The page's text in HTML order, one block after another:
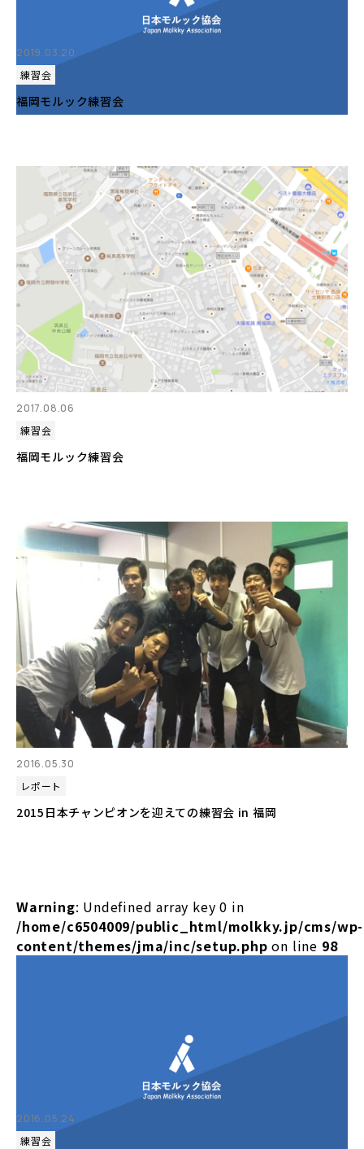
2019.03.20
練習会
福岡モルック練習会
2017.08.06
練習会
福岡モルック練習会
2016.05.30
レポート
2015日本チャンピオンを迎えての練習会 in 福岡
Warning: Undefined array key 0 in
/home/c6504009/public_html/molkky.jp/cms/wp-
content/themes/jma/inc/setup.php on line 98
2016.05.24
練習会